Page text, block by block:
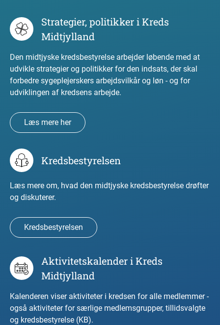
Strategier, politikker i Kreds
Midtjylland
Den midtjyske kredsbestyrelse arbejder løbende med at
udvikle strategier og politikker for den indsats, der skal
forbedre sygeplejerskers arbejdsvilkår og løn - og for
udviklingen af kredsens arbejde.
Læs mere her
Kredsbestyrelsen
Læs mere om, hvad den midtjyske kredsbestyrelse drøfter
og diskuterer.
Kredsbestyrelsen
Aktivitetskalender i Kreds
Midtjylland
Kalenderen viser aktiviteter i kredsen for alle medlemmer -
også aktiviteter for særlige medlemsgrupper, tillidsvalgte
og kredsbestyrelse (KB).